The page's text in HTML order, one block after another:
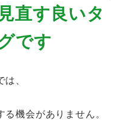
直す良いタ
です
、
機会がありません。